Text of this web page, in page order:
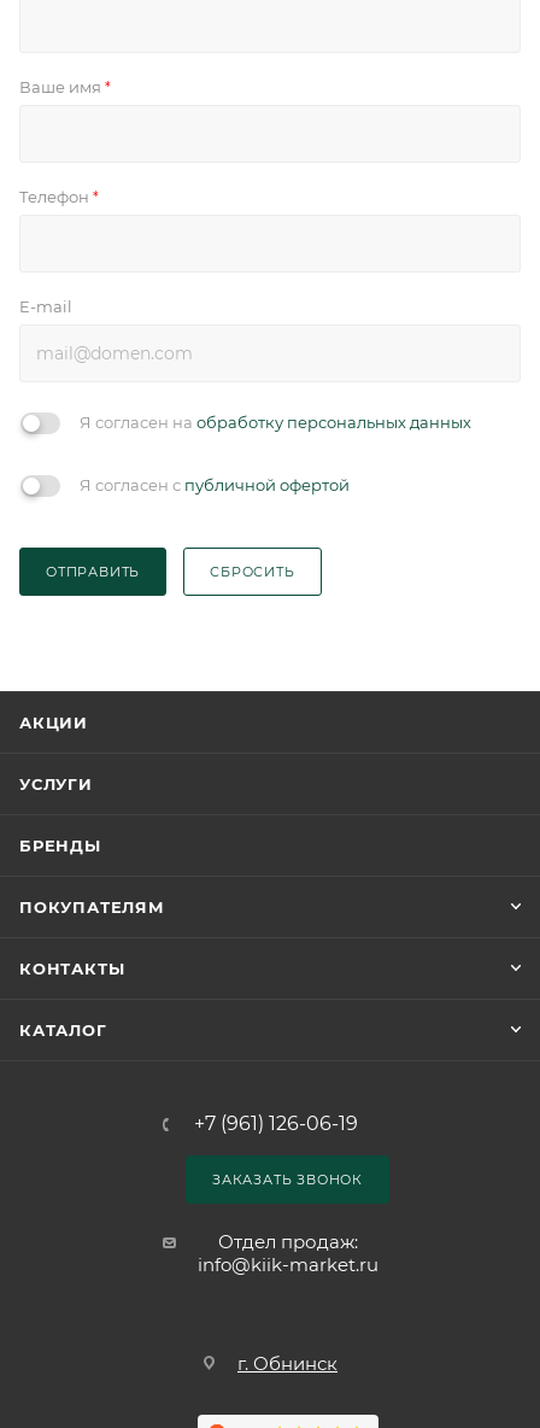
Ваше имя *
Телефон *
E-mail
Я согласен на обработку персональных данных
Я согласен с публичной офертой
ОТПРАВИТЬ СБРОСИТЬ
АКЦИИ
УСЛУГИ
БРЕНДЫ
ПОКУПАТЕЛЯМ
КОНТАКТЫ
КАТАЛОГ
+7 (961) 126-06-19
ЗАКАЗАТЬ ЗВОНОК
Отдел продаж:
info@kiik-market.ru
г. Обнинск